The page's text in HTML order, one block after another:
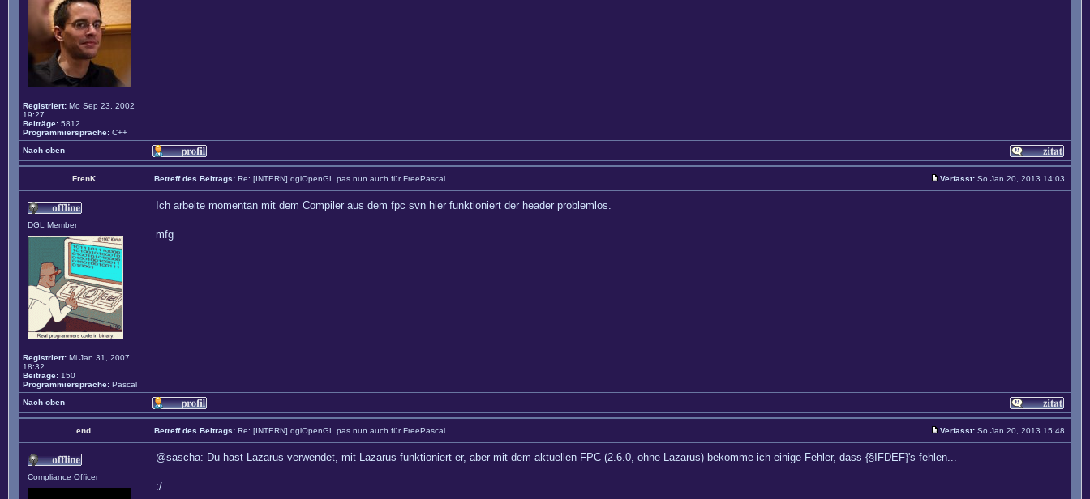
Registriert: Mo Sep 23, 2002
19:27
Beiträge: 5812
Programmiersprache: C++
Nach oben
FrenK Betreff des Beitrags: Re: [INTERN] dglOpenGL.pas nun auch für FreePascal Verfasst: So Jan 20, 2013 14:03
DGL Member
Registriert: Mi Jan 31, 2007
18:32
Beiträge: 150
Programmiersprache: Pascal
Ich arbeite momentan mit dem Compiler aus dem fpc svn hier funktioniert der header problemlos.
mfg
Nach oben
end Betreff des Beitrags: Re: [INTERN] dglOpenGL.pas nun auch für FreePascal Verfasst: So Jan 20, 2013 15:48
Compliance Officer
@sascha: Du hast Lazarus verwendet, mit Lazarus funktioniert er, aber mit dem aktuellen FPC (2.6.0, ohne Lazarus) bekomme ich einige Fehler, dass {§IFDEF}'s fehlen...
:/